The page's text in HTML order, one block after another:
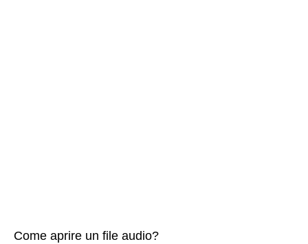
Come aprire un file audio?